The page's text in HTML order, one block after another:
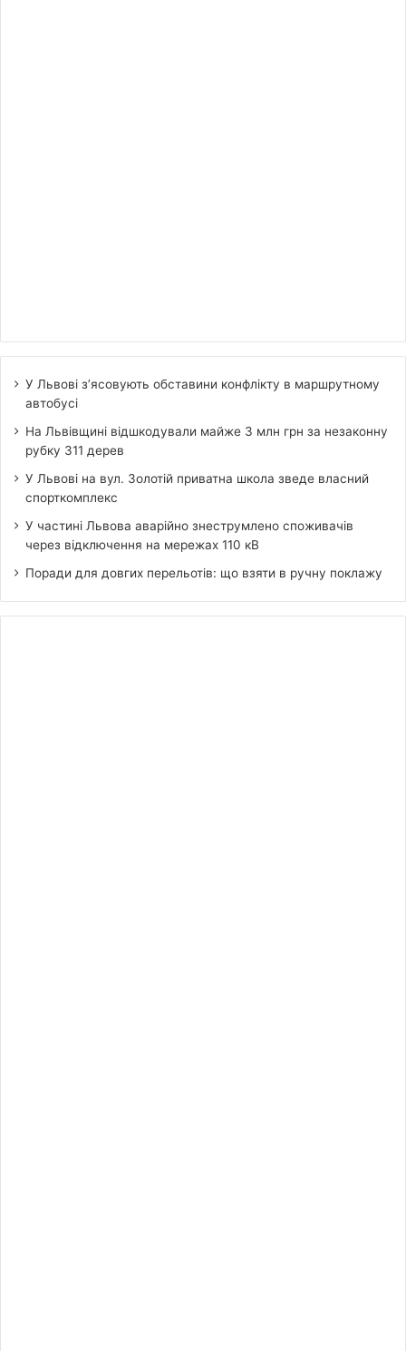
У Львові з’ясовують обставини конфлікту в маршрутному
автобусі
На Львівщині відшкодували майже 3 млн грн за незаконну
рубку 311 дерев
У Львові на вул. Золотій приватна школа зведе власний
спорткомплекс
У частині Львова аварійно знеструмлено споживачів
через відключення на мережах 110 кВ
Поради для довгих перельотів: що взяти в ручну поклажу